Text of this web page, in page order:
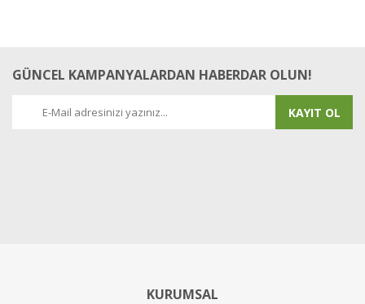
GÜNCEL KAMPANYALARDAN HABERDAR OLUN!
KAYIT OL
KURUMSAL